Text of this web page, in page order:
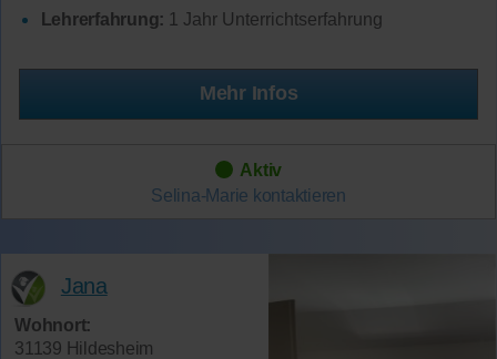
Lehrerfahrung: 1 Jahr Unterrichtserfahrung
Mehr Infos
Aktiv
Selina-Marie kontaktieren
Jana
Wohnort:
31139 Hildesheim